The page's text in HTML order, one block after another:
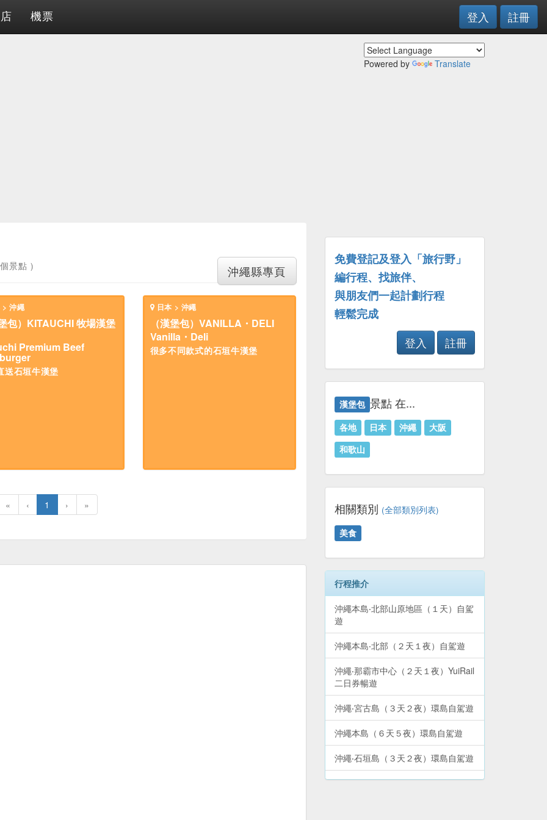
機票 登入 註冊
Powered by Translate
沖繩縣專頁
景點 )
沖繩
包）KITAUCHI 牧場漢堡
Premium Beef
送石垣牛漢堡
日本 > 沖繩
（漢堡包）VANILLA・DELI
Vanilla・Deli
很多不同款式的石垣牛漢堡
« ‹ 1 › »
免費登記及登入「旅行野」
編行程、找旅伴、
與朋友們一起計劃行程
輕鬆完成
登入
註冊
漢堡包 景點 在...
各地 日本 沖繩
大阪
和歌山
相關類別 (全部類別列表)
美食
行程推介
沖繩本島‧北部山原地區（１天）自駕
遊
沖繩本島‧北部（２天１夜）自駕遊
沖繩‧那霸市中心（２天１夜）YuiRail
二日券暢遊
沖繩‧宮古島（３天２夜）環島自駕遊
沖繩本島（６天５夜）環島自駕遊
沖繩‧石垣島（３天２夜）環島自駕遊
沖繩本島‧南部（１天）自駕遊